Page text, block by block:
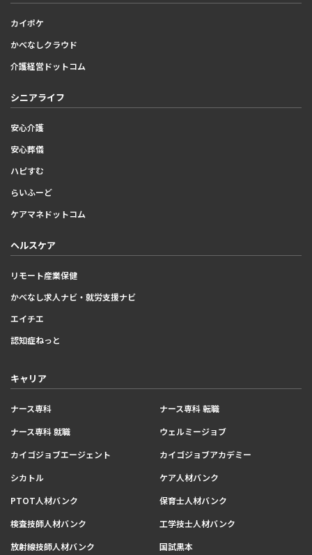
カイポケ
かべなしクラウド
介護経営ドットコム
シニアライフ
安心介護
安心葬儀
ハピすむ
らいふーど
ケアマネドットコム
ヘルスケア
リモート産業保健
かべなし求人ナビ・就労支援ナビ
エイチエ
認知症ねっと
キャリア
ナース専科
ナース専科 転職
ナース専科 就職
ウェルミージョブ
カイゴジョブエージェント
カイゴジョブアカデミー
シカトル
ケア人材バンク
PTOT人材バンク
保育士人材バンク
検査技師人材バンク
工学技士人材バンク
放射線技師人材バンク
国試黒本